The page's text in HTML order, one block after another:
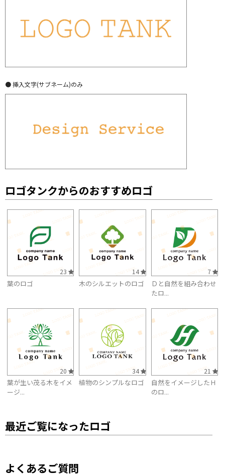
● 挿入文字(サブネーム)のみ
ロゴタンクからのおすすめロゴ
23
葉のロゴ
14
木のシルエットのロゴ
7
Ｄと自然を組み合わせ
たロ...
20
葉が生い茂る木をイメ
ージ...
34
植物のシンプルなロゴ
21
自然をイメージしたＨ
のロ...
最近ご覧になったロゴ
よくあるご質問